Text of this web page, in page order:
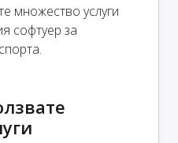
множество услуги
софтуер за